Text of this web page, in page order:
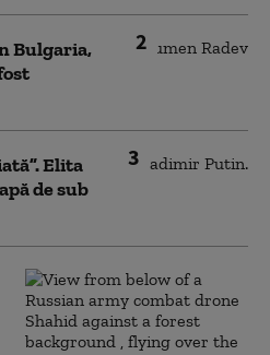
2
Bulgaria,
3
Elita
de sub